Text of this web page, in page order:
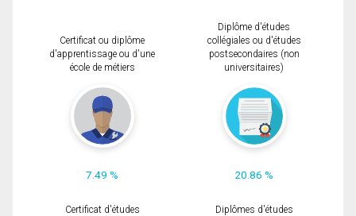
Certificat ou diplôme
d'apprentissage ou d'une
école de métiers
7.49 %
Diplôme d'études
collégiales ou d'études
postsecondaires (non
universitaires)
20.86 %
Certificat d'études
Diplômes d'études